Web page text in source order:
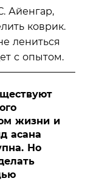
Айенгар,
коврик.
лениться
с опытом.
жизни и
асана
Но